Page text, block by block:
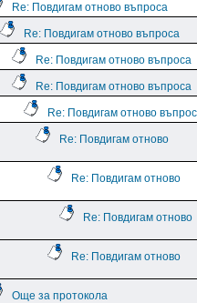
Re: Повдигам отново въпроса
Re: Повдигам отново въпроса
Re: Повдигам отново въпроса
Re: Повдигам отново въпроса
Re: Повдигам отново
Re: Повдигам отново
Re: Повдигам отново
Re: Повдигам отново
Re: Повдигам отново
Още за протокола